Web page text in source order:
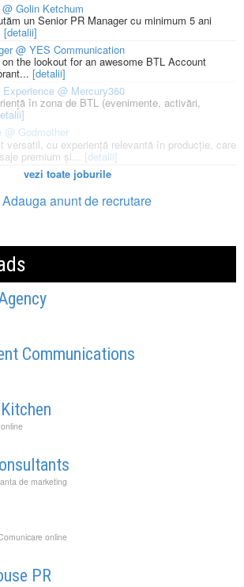
Golin Ketchum
un Senior PR Manager cu minimum 5 ani
[detalii]
@ YES Communication
the lookout for an awesome BTL Account
[detalii]
@ Mercury360
în zona de BTL (evenimente, activări,
@ Godmother
versatil, cu experiență relevantă în producție, care
premium și... [detalii]
vezi toate joburile
Adauga anunt de recrutare
Communications
de marketing
online
PR